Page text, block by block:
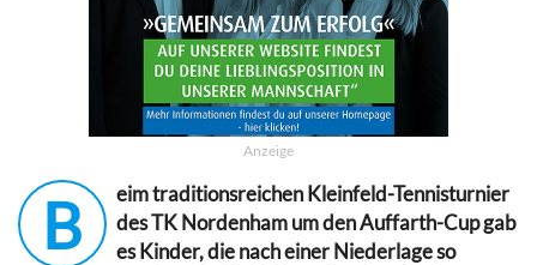
Anzeige
B
eim traditionsreichen Kleinfeld-Tennisturnier
des TK Nordenham um den Auffarth-Cup gab
es Kinder, die nach einer Niederlage so